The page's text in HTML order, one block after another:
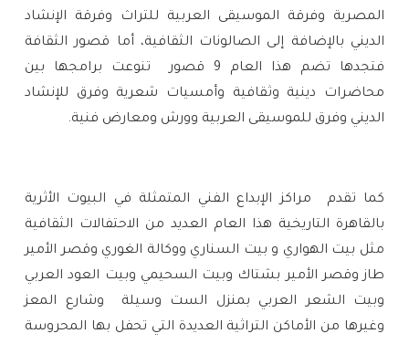
المصرية وفرقة الموسيقى العربية للتراث وفرقة الإنشاد
الديني بالإضافة إلى الصالونات الثقافية، أما قصور الثقافة
فتجدها تضم هذا العام 9 قصور
تنوعت برامجها بين
محاضرات دينية وثقافية وأمسيات شعرية وفرق للإنشاد
الديني وفرق للموسيقى العربية وورش ومعارض فنية.
كما تقدم مراكز الإبداع الفني المتمثلة في البيوت الأثرية
بالقاهرة التاريخية هذا العام العديد من الاحتفالات الثقافية
مثل بيت الهواري و بيت السناري ووكالة الغوري وقصر الأمير
طاز وقصر الأمير بشتاك وبيت السحيمي وبيت العود العربي
وبيت الشعر العربي بمنزل الست وسيلة وشارع المعز
وغيرها من الأماكن التراثية العديدة التي تحفل بها المحروسة